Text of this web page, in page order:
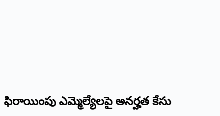
ఫిరాయింపు ఎమ్మెల్యేలపై అనర్హత కేసు